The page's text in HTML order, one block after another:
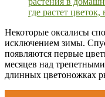
Некоторые оксалисы
исключением зимы.
появляются первые
месяцев над
длинных цветоножках